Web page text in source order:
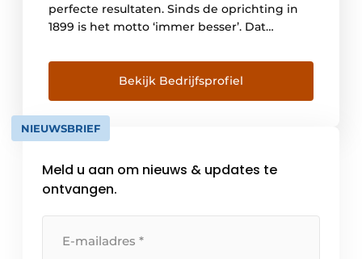
perfecte resultaten. Sinds de oprichting in
1899 is het motto ‘immer besser’. Dat
Trouw aan deze filosofie produceert Miele
producten van een bijna spreekwoordelijk
hoge kwaliteit. Voor onze klanten betekent
dit de geruststellende zekerheid dat ze de
beste huishoudelijke toestellen in […]
Bekijk Bedrijfsprofiel
NIEUWSBRIEF
Meld u aan om nieuws & updates te
ontvangen.